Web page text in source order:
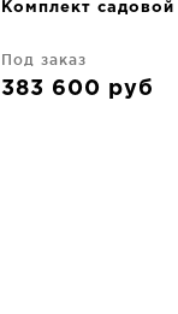
Комплект
Под заказ
383 600 руб